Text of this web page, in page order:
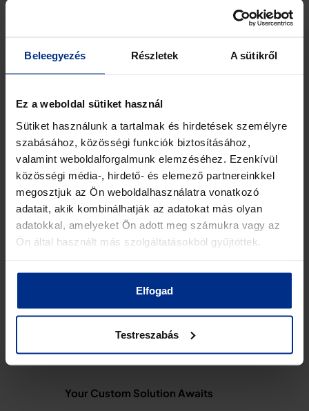
Beleegyezés Részletek A sütikről
Ez a weboldal sütiket használ
Sütiket használunk a tartalmak és hirdetések személyre
szabásához, közösségi funkciók biztosításához,
valamint weboldalforgalmunk elemzéséhez. Ezenkívül
közösségi média-, hirdető- és elemező partnereinkkel
megosztjuk az Ön weboldalhasználatra vonatkozó
adatait, akik kombinálhatják az adatokat más olyan
adatokkal, amelyeket Ön adott meg számukra vagy az
Ön által használt más szolgáltatásokból gyűjtöttek.
Elfogad
Testreszabás
BHET71 – 6dB 4×4 Broadband Hybrid Coupler
380-2700MHz
View Details
Your Custom Solution Awaits